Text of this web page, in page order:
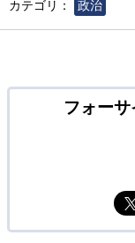
カテゴリ：
政治
フォー